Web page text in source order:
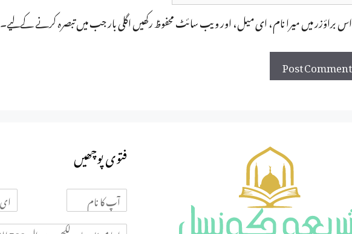
اس براؤزر میں میرا نام، ای میل، اور ویب سائٹ محفوظ رکھیں اگلی بار جب میں تبصرہ کرنے کےلیے۔
فتوی پوچھیں